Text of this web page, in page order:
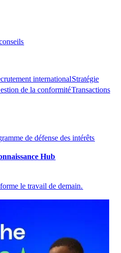
international​​Stratégie
de la conformité​​Transactions
de défense des intérêts​​
Hub​​
le travail de demain.​​